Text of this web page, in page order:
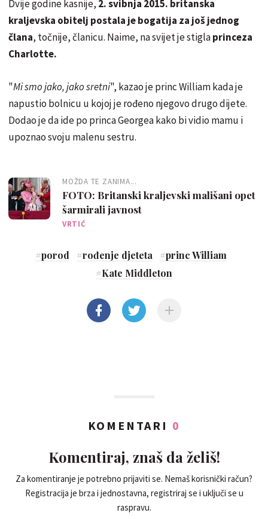
Dvije godine kasnije, 2. svibnja 2015. britanska
kraljevska obitelj postala je bogatija za još jednog
člana, točnije, članicu. Naime, na svijet je stiglaprinceza
Charlotte.
"Mi smo jako, jako sretni", kazao je princ William kada je
napustio bolnicu u kojoj je rođeno njegovo drugo dijete.
Dodao je da ide po princa Georgea kako bi vidio mamu i
upoznao svoju malenu sestru.
MOŽDA TE ZANIMA...
FOTO: Britanski kraljevski mališani opet
šarmirali javnost
VRTIĆ
#porod #rođenje djeteta #princ William
#Kate Middleton
KOMENTARI 0
Komentiraj, znaš da želiš!
Za komentiranje je potrebno prijaviti se. Nemaš korisnički račun?
Registracija je brza i jednostavna, registriraj se i uključi se u
raspravu.